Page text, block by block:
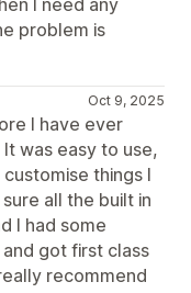
problem is
Oct 9, 2025
I have ever
was easy to use,
things I
all the built in
I had some
got first class
recommend